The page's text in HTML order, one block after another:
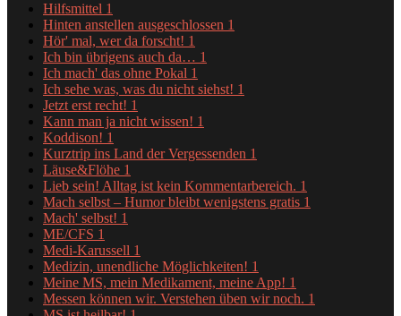
Hilfsmittel 1
Hinten anstellen ausgeschlossen 1
Hör' mal, wer da forscht! 1
Ich bin übrigens auch da… 1
Ich mach' das ohne Pokal 1
Ich sehe was, was du nicht siehst! 1
Jetzt erst recht! 1
Kann man ja nicht wissen! 1
Koddison! 1
Kurztrip ins Land der Vergessenden 1
Läuse&Flöhe 1
Lieb sein! Alltag ist kein Kommentarbereich. 1
Mach selbst – Humor bleibt wenigstens gratis 1
Mach' selbst! 1
ME/CFS 1
Medi-Karussell 1
Medizin, unendliche Möglichkeiten! 1
Meine MS, mein Medikament, meine App! 1
Messen können wir. Verstehen üben wir noch. 1